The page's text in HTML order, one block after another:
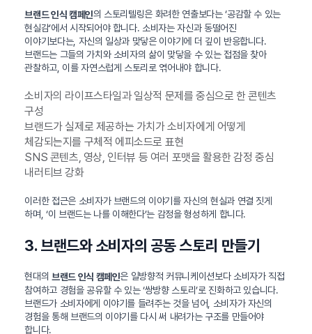
브랜드 인식 캠페인의 스토리텔링은 화려한 연출보다는 ‘공감할 수 있는
현실감’에서 시작되어야 합니다. 소비자는 자신과 동떨어진
이야기보다는, 자신의 일상과 맞닿은 이야기에 더 깊이 반응합니다.
브랜드는 그들의 가치와 소비자의 삶이 맞닿을 수 있는 접점을 찾아
관찰하고, 이를 자연스럽게 스토리로 엮어내야 합니다.
소비자의 라이프스타일과 일상적 문제를 중심으로 한 콘텐츠
구성
브랜드가 실제로 제공하는 가치가 소비자에게 어떻게
체감되는지를 구체적 에피소드로 표현
SNS 콘텐츠, 영상, 인터뷰 등 여러 포맷을 활용한 감정 중심
내러티브 강화
이러한 접근은 소비자가 브랜드의 이야기를 자신의 현실과 연결 짓게
하며, ‘이 브랜드는 나를 이해한다’는 감정을 형성하게 합니다.
3. 브랜드와 소비자의 공동 스토리 만들기
현대의 브랜드 인식 캠페인은 일방향적 커뮤니케이션보다 소비자가 직접
참여하고 경험을 공유할 수 있는 ‘쌍방향 스토리’로 진화하고 있습니다.
브랜드가 소비자에게 이야기를 들려주는 것을 넘어, 소비자가 자신의
경험을 통해 브랜드의 이야기를 다시 써 내려가는 구조를 만들어야
합니다.